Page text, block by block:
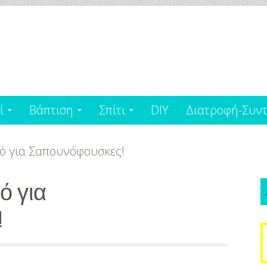
Βάπτιση Σπίτι DIY Διατροφή-
για Σαπουνόφουσκες!
για